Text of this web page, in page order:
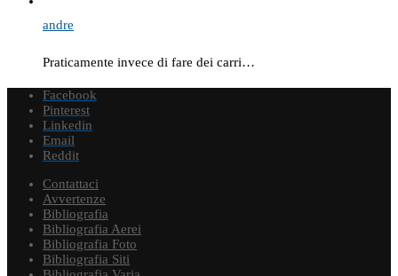
andre
Praticamente invece di fare dei carri…
Facebook
Pinterest
Linkedin
Email
Reddit
Contattaci
Avvertenze
Bibliografia
Bibliografia Aerei
Bibliografia Foto
Bibliografia Siti